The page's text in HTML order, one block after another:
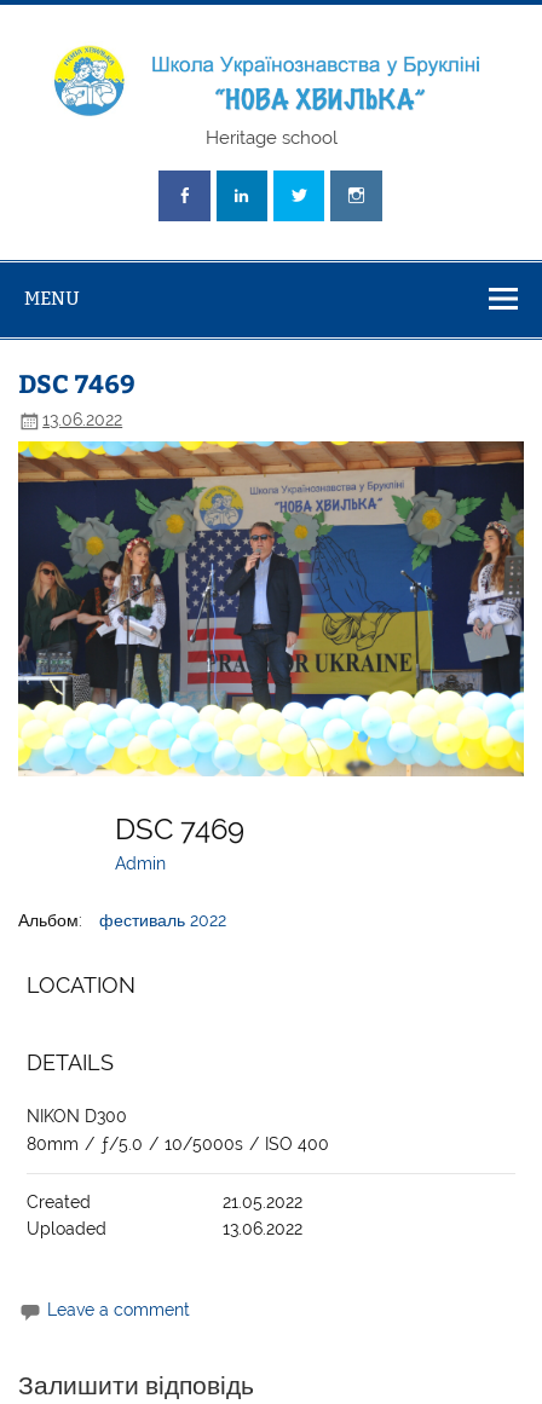
Skip
"Нова
Heritage school
MENU
DSC 7469
13.06.2022
DSC 7469
Admin
Альбом: фестиваль 2022
LOCATION
DETAILS
NIKON D300
80mm / ƒ/5.0 / 10/5000s / ISO 400
Created
21.05.2022
Uploaded
13.06.2022
Leave a comment
Залишити відповідь